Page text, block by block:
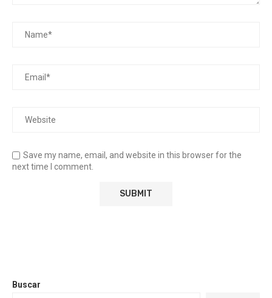
Save my name, email, and website in this browser for the
next time I comment.
Buscar